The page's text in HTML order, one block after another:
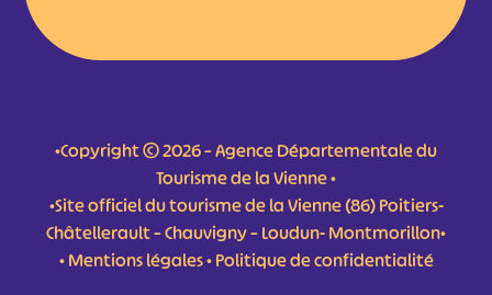
•Copyright © 2026 – Agence Départementale du
Tourisme de la Vienne •
•Site officiel du tourisme de la Vienne (86) Poitiers-
Châtellerault – Chauvigny – Loudun- Montmorillon•
•Mentions légales•Politique de confidentialité